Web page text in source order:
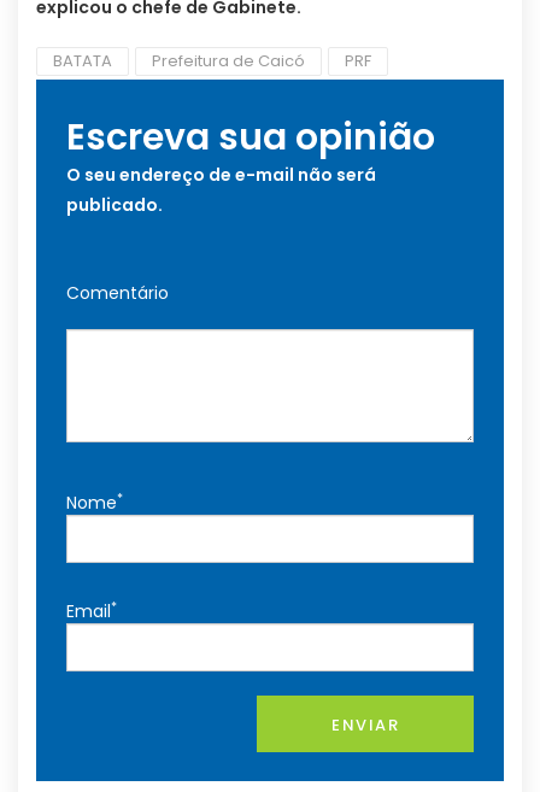
explicou o chefe de Gabinete.
BATATA Prefeitura de Caicó PRF
Escreva sua opinião
O seu endereço de e-mail não será
publicado.
Comentário
Nome*
Email*
ENVIAR